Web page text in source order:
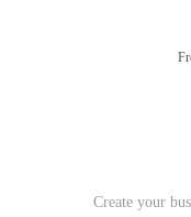
Create your